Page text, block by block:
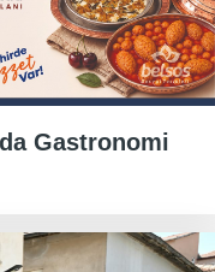
Gastronomi